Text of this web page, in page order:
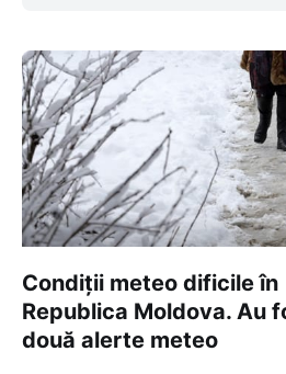
Condiții meteo dificile în
Republica Moldova. Au
două alerte meteo